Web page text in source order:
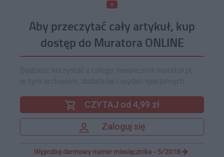
Aby przeczytać cały artykuł, kup
dostęp do Muratora ONLINE
CZYTAJ od 4,99 zł
Zaloguj się
Wypróbuj darmowy numer miesięcznika - 5/2018